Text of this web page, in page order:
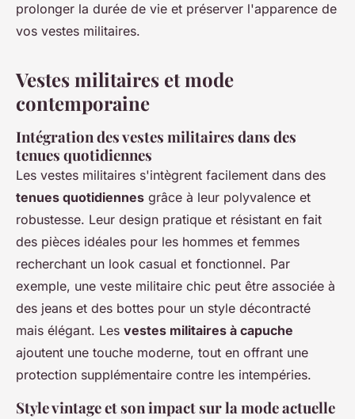
prolonger la durée de vie et préserver l'apparence de
vos vestes militaires.
Vestes militaires et mode
contemporaine
Intégration des vestes militaires dans des
tenues quotidiennes
Les vestes militaires s'intègrent facilement dans des
tenues quotidiennes grâce à leur polyvalence et
robustesse. Leur design pratique et résistant en fait
des pièces idéales pour les hommes et femmes
recherchant un look casual et fonctionnel. Par
exemple, une veste militaire chic peut être associée à
des jeans et des bottes pour un style décontracté
mais élégant. Les vestes militaires à capuche
ajoutent une touche moderne, tout en offrant une
protection supplémentaire contre les intempéries.
Style vintage et son impact sur la mode actuelle